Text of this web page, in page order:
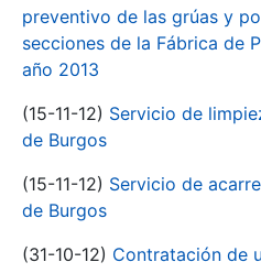
preventivo de las grúas y
secciones de la Fábrica de
año 2013
(15-11-12) Servicio de
de Burgos
(15-11-12) Servicio de
de Burgos
(31-10-12) Contratación de